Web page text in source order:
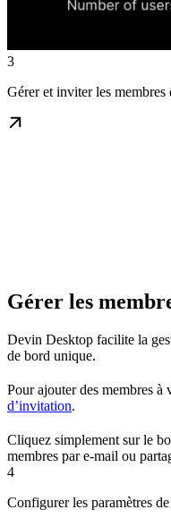
3
Gérer et inviter les membres
Gérer les
Devin Desktop facilite la
de bord unique.
Pour ajouter des membres à
d’invitation.
Cliquez simplement sur le
membres par e-mail ou
4
Configurer les paramètres